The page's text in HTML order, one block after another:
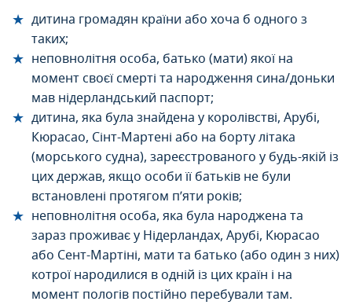
дитина громадян країни або хоча б одного з
таких;
неповнолітня особа, батько (мати) якої на
момент своєї смерті та народження сина/доньки
мав нідерландський паспорт;
дитина, яка була знайдена у королівстві, Арубі,
Кюрасао, Сінт-Мартені або на борту літака
(морського судна), зареєстрованого у будь-якій із
цих держав, якщо особи її батьків не були
встановлені протягом п’яти років;
неповнолітня особа, яка була народжена та
зараз проживає у Нідерландах, Арубі, Кюрасао
або Сент-Мартіні, мати та батько (або один з них)
котрої народилися в одній із цих країн і на
момент пологів постійно перебували там.